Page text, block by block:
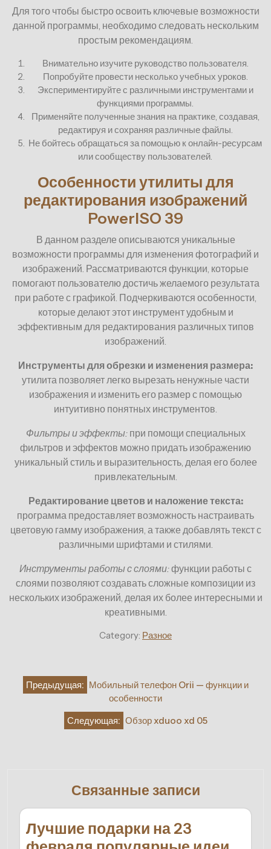
Для того чтобы быстро освоить ключевые возможности
данной программы, необходимо следовать нескольким
простым рекомендациям.
Внимательно изучите руководство пользователя.
Попробуйте провести несколько учебных уроков.
Экспериментируйте с различными инструментами и
функциями программы.
Применяйте полученные знания на практике, создавая,
редактируя и сохраняя различные файлы.
Не бойтесь обращаться за помощью к онлайн-ресурсам
или сообществу пользователей.
Особенности утилиты для
редактирования изображений
PowerISO 39
В данном разделе описываются уникальные
возможности программы для изменения фотографий и
изображений. Рассматриваются функции, которые
помогают пользователю достичь желаемого результата
при работе с графикой. Подчеркиваются особенности,
которые делают этот инструмент удобным и
эффективным для редактирования различных типов
изображений.
Инструменты для обрезки и изменения размера:
утилита позволяет легко вырезать ненужные части
изображения и изменить его размер с помощью
интуитивно понятных инструментов.
Фильтры и эффекты:при помощи специальных
фильтров и эффектов можно придать изображению
уникальный стиль и выразительность, делая его более
привлекательным.
Редактирование цветов и наложение текста:
программа предоставляет возможность настраивать
цветовую гамму изображения, а также добавлять текст с
различными шрифтами и стилями.
Инструменты работы с слоями:функции работы с
слоями позволяют создавать сложные композиции из
нескольких изображений, делая их более интересными и
креативными.
Category: Разное
Навигация
по
записям
Предыдущая: Мобильный телефон Orii — функции и
особенности
Следующая: Обзор xduoo xd 05
Связанные записи
Лучшие подарки на 23